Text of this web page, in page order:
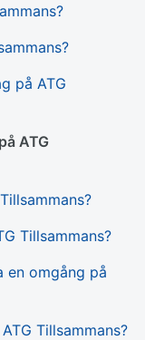
på ATG
ATG
Tillsammans?
en omgång på
Tillsammans?